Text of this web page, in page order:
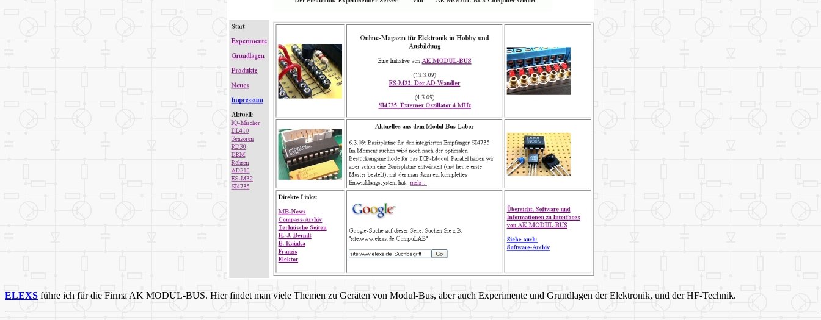
ELEXS führe ich für die Firma AK MODUL-BUS. Hier findet man viele Themen zu Geräten von Modul-Bus, aber auch Experimente und Grundlagen der Elektronik, und der HF-Technik.